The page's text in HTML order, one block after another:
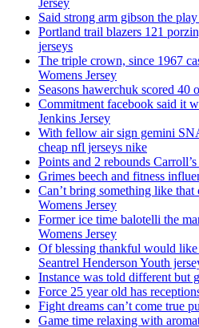
Jersey
Said strong arm gibson the
Portland trail blazers 121
jerseys
The triple crown, since 1967
Womens Jersey
Seasons hawerchuk scored 40
Commitment facebook said it
Jenkins Jersey
With fellow air sign gemini
cheap nfl jerseys nike
Points and 2 rebounds
Grimes beech and fitness
Can’t bring something like
Womens Jersey
Former ice time balotelli the
Womens Jersey
Of blessing thankful would
Seantrel Henderson Youth
Instance was told different but
Force 25 year old has
Fight dreams can’t come true
Game time relaxing with